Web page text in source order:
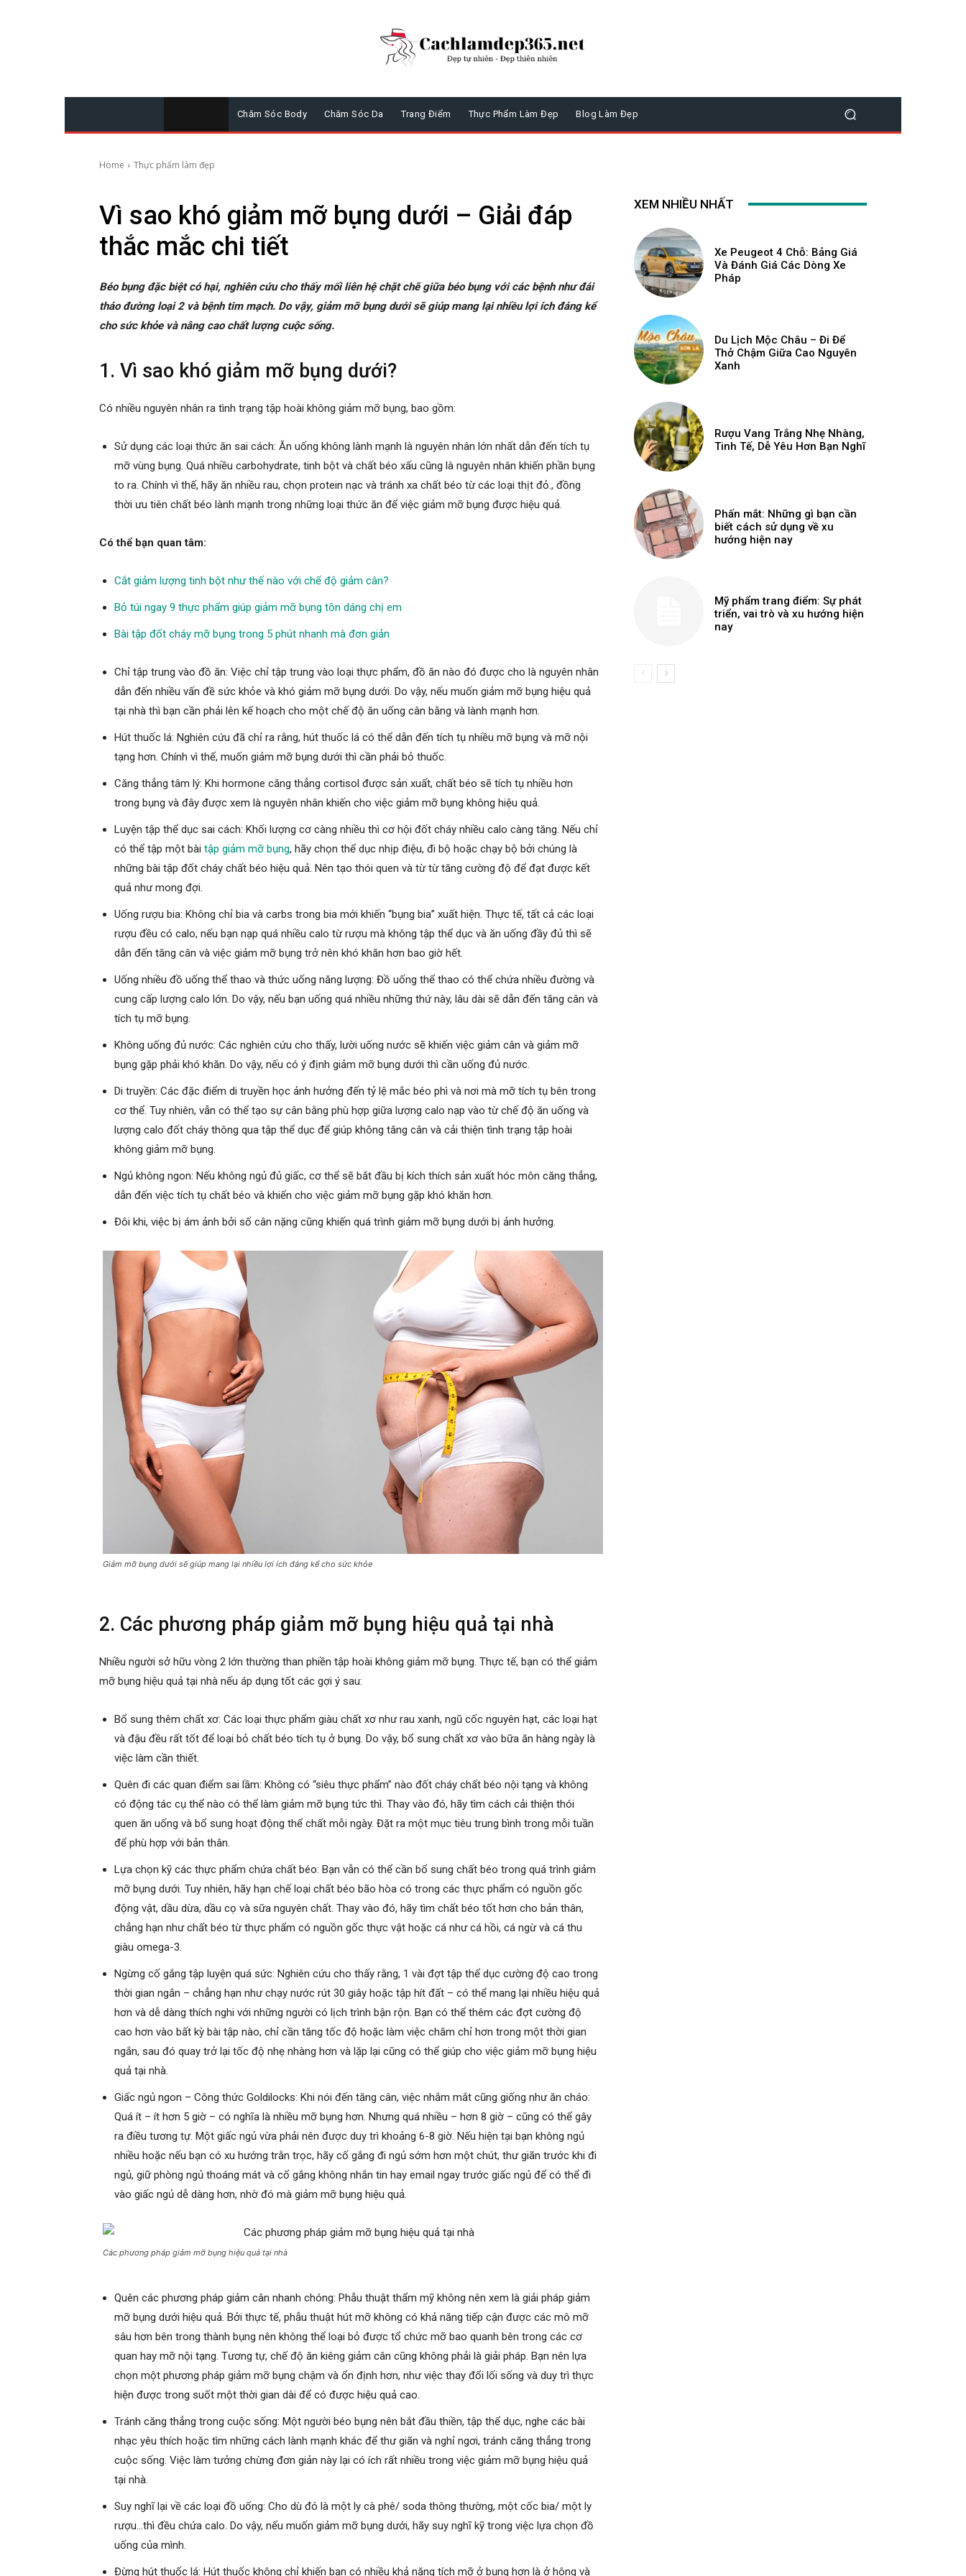
Chăm Sóc Body Chăm Sóc Da Trang Điểm Thực Phẩm Làm Đẹp Blog Làm Đẹp
Home Thực phẩm làm đẹp
Vì sao khó giảm mỡ bụng dưới – Giải đáp
thắc mắc chi tiết
Béo bụng đặc biệt có hại, nghiên cứu cho thấy mối liên hệ chặt chẽ giữa béo bụng với các bệnh như đái
tháo đường loại 2 và bệnh tim mạch. Do vậy, giảm mỡ bụng dưới sẽ giúp mang lại nhiều lợi ích đáng kể
cho sức khỏe và nâng cao chất lượng cuộc sống.
1. Vì sao khó giảm mỡ bụng dưới?
Có nhiều nguyên nhân ra tình trạng tập hoài không giảm mỡ bụng, bao gồm:
Sử dụng các loại thức ăn sai cách: Ăn uống không lành mạnh là nguyên nhân lớn nhất dẫn đến tích tụ
mỡ vùng bụng. Quá nhiều carbohydrate, tinh bột và chất béo xấu cũng là nguyên nhân khiến phần bụng
to ra. Chính vì thế, hãy ăn nhiều rau, chọn protein nạc và tránh xa chất béo từ các loại thịt đỏ., đồng
thời ưu tiên chất béo lành mạnh trong những loại thức ăn để việc giảm mỡ bụng được hiệu quả.
Có thể bạn quan tâm:
Cắt giảm lượng tinh bột như thế nào với chế độ giảm cân?
Bỏ túi ngay 9 thực phẩm giúp giảm mỡ bụng tôn dáng chị em
Bài tập đốt cháy mỡ bụng trong 5 phút nhanh mà đơn giản
Chỉ tập trung vào đồ ăn: Việc chỉ tập trung vào loại thực phẩm, đồ ăn nào đó được cho là nguyên nhân
dẫn đến nhiều vấn đề sức khỏe và khó giảm mỡ bụng dưới. Do vậy, nếu muốn giảm mỡ bụng hiệu quả
tại nhà thì bạn cần phải lên kế hoạch cho một chế độ ăn uống cân bằng và lành mạnh hơn.
Hút thuốc lá: Nghiên cứu đã chỉ ra rằng, hút thuốc lá có thể dẫn đến tích tụ nhiều mỡ bụng và mỡ nội
tạng hơn. Chính vì thế, muốn giảm mỡ bụng dưới thì cần phải bỏ thuốc.
Căng thẳng tâm lý: Khi hormone căng thẳng cortisol được sản xuất, chất béo sẽ tích tụ nhiều hơn
trong bụng và đây được xem là nguyên nhân khiến cho việc giảm mỡ bụng không hiệu quả.
Luyện tập thể dục sai cách: Khối lượng cơ càng nhiều thì cơ hội đốt cháy nhiều calo càng tăng. Nếu chỉ
có thể tập một bài tập giảm mỡ bụng, hãy chọn thể dục nhịp điệu, đi bộ hoặc chạy bộ bởi chúng là
những bài tập đốt cháy chất béo hiệu quả. Nên tạo thói quen và từ từ tăng cường độ để đạt được kết
quả như mong đợi.
Uống rượu bia: Không chỉ bia và carbs trong bia mới khiến “bụng bia” xuất hiện. Thực tế, tất cả các loại
rượu đều có calo, nếu bạn nạp quá nhiều calo từ rượu mà không tập thể dục và ăn uống đầy đủ thì sẽ
dẫn đến tăng cân và việc giảm mỡ bụng trở nên khó khăn hơn bao giờ hết.
Uống nhiều đồ uống thể thao và thức uống năng lượng: Đồ uống thể thao có thể chứa nhiều đường và
cung cấp lượng calo lớn. Do vậy, nếu bạn uống quá nhiều những thứ này, lâu dài sẽ dẫn đến tăng cân và
tích tụ mỡ bụng.
Không uống đủ nước: Các nghiên cứu cho thấy, lười uống nước sẽ khiến việc giảm cân và giảm mỡ
bụng gặp phải khó khăn. Do vậy, nếu có ý định giảm mỡ bụng dưới thì cần uống đủ nước.
Di truyền: Các đặc điểm di truyền học ảnh hưởng đến tỷ lệ mắc béo phì và nơi mà mỡ tích tụ bên trong
cơ thể. Tuy nhiên, vẫn có thể tạo sự cân bằng phù hợp giữa lượng calo nạp vào từ chế độ ăn uống và
lượng calo đốt cháy thông qua tập thể dục để giúp không tăng cân và cải thiện tình trạng tập hoài
không giảm mỡ bụng.
Ngủ không ngon: Nếu không ngủ đủ giấc, cơ thể sẽ bắt đầu bị kích thích sản xuất hóc môn căng thẳng,
dẫn đến việc tích tụ chất béo và khiến cho việc giảm mỡ bụng gặp khó khăn hơn.
Đôi khi, việc bị ám ảnh bởi số cân nặng cũng khiến quá trình giảm mỡ bụng dưới bị ảnh hưởng.
Giảm mỡ bụng dưới sẽ giúp mang lại nhiều lợi ích đáng kể cho sức khỏe
2. Các phương pháp giảm mỡ bụng hiệu quả tại nhà
Nhiều người sở hữu vòng 2 lớn thường than phiền tập hoài không giảm mỡ bụng. Thực tế, bạn có thể giảm
mỡ bụng hiệu quả tại nhà nếu áp dụng tốt các gợi ý sau:
Bổ sung thêm chất xơ: Các loại thực phẩm giàu chất xơ như rau xanh, ngũ cốc nguyên hạt, các loại hạt
và đậu đều rất tốt để loại bỏ chất béo tích tụ ở bụng. Do vậy, bổ sung chất xơ vào bữa ăn hàng ngày là
việc làm cần thiết.
Quên đi các quan điểm sai lầm: Không có “siêu thực phẩm” nào đốt cháy chất béo nội tạng và không
có động tác cụ thể nào có thể làm giảm mỡ bụng tức thì. Thay vào đó, hãy tìm cách cải thiện thói
quen ăn uống và bổ sung hoạt động thể chất mỗi ngày. Đặt ra một mục tiêu trung bình trong mỗi tuần
để phù hợp với bản thân.
Lựa chọn kỹ các thực phẩm chứa chất béo: Bạn vẫn có thể cần bổ sung chất béo trong quá trình giảm
mỡ bụng dưới. Tuy nhiên, hãy hạn chế loại chất béo bão hòa có trong các thực phẩm có nguồn gốc
động vật, dầu dừa, dầu cọ và sữa nguyên chất. Thay vào đó, hãy tìm chất béo tốt hơn cho bản thân,
chẳng hạn như chất béo từ thực phẩm có nguồn gốc thực vật hoặc cá như cá hồi, cá ngừ và cá thu
giàu omega-3.
Ngừng cố gắng tập luyện quá sức: Nghiên cứu cho thấy rằng, 1 vài đợt tập thể dục cường độ cao trong
thời gian ngắn – chẳng hạn như chạy nước rút 30 giây hoặc tập hít đất – có thể mang lại nhiều hiệu quả
hơn và dễ dàng thích nghi với những người có lịch trình bận rộn. Bạn có thể thêm các đợt cường độ
cao hơn vào bất kỳ bài tập nào, chỉ cần tăng tốc độ hoặc làm việc chăm chỉ hơn trong một thời gian
ngắn, sau đó quay trở lại tốc độ nhẹ nhàng hơn và lặp lại cũng có thể giúp cho việc giảm mỡ bụng hiệu
quả tại nhà.
Giấc ngủ ngon – Công thức Goldilocks: Khi nói đến tăng cân, việc nhắm mắt cũng giống như ăn cháo:
Quá ít – ít hơn 5 giờ – có nghĩa là nhiều mỡ bụng hơn. Nhưng quá nhiều – hơn 8 giờ – cũng có thể gây
ra điều tương tự. Một giấc ngủ vừa phải nên được duy trì khoảng 6-8 giờ. Nếu hiện tại bạn không ngủ
nhiều hoặc nếu bạn có xu hướng trằn trọc, hãy cố gắng đi ngủ sớm hơn một chút, thư giãn trước khi đi
ngủ, giữ phòng ngủ thoáng mát và cố gắng không nhắn tin hay email ngay trước giấc ngủ để có thể đi
vào giấc ngủ dễ dàng hơn, nhờ đó mà giảm mỡ bụng hiệu quả.
Các phương pháp giảm mỡ bụng hiệu quả tại nhà
Quên các phương pháp giảm cân nhanh chóng: Phẫu thuật thẩm mỹ không nên xem là giải pháp giảm
mỡ bụng dưới hiệu quả. Bởi thực tế, phẫu thuật hút mỡ không có khả năng tiếp cận được các mô mỡ
sâu hơn bên trong thành bụng nên không thể loại bỏ được tổ chức mỡ bao quanh bên trong các cơ
quan hay mỡ nội tạng. Tương tự, chế độ ăn kiêng giảm cân cũng không phải là giải pháp. Bạn nên lựa
chọn một phương pháp giảm mỡ bụng chậm và ổn định hơn, như việc thay đổi lối sống và duy trì thực
hiện được trong suốt một thời gian dài để có được hiệu quả cao.
Tránh căng thẳng trong cuộc sống: Một người béo bụng nên bắt đầu thiền, tập thể dục, nghe các bài
nhạc yêu thích hoặc tìm những cách lành mạnh khác để thư giãn và nghỉ ngơi, tránh căng thẳng trong
cuộc sống. Việc làm tưởng chừng đơn giản này lại có ích rất nhiều trong việc giảm mỡ bụng hiệu quả
tại nhà.
Suy nghĩ lại về các loại đồ uống: Cho dù đó là một ly cà phê/ soda thông thường, một cốc bia/ một ly
rượu…thì đều chứa calo. Do vậy, nếu muốn giảm mỡ bụng dưới, hãy suy nghĩ kỹ trong việc lựa chọn đồ
uống của mình.
Đừng hút thuốc lá: Hút thuốc không chỉ khiến bạn có nhiều khả năng tích mỡ ở bụng hơn là ở hông và
XEM NHIỀU NHẤT
Xe Peugeot 4 Chỗ: Bảng Giá
Và Đánh Giá Các Dòng Xe
Pháp
Du Lịch Mộc Châu – Đi Để
Thở Chậm Giữa Cao Nguyên
Xanh
Rượu Vang Trắng Nhẹ Nhàng,
Tinh Tế, Dễ Yêu Hơn Bạn Nghĩ
Phấn mắt: Những gì bạn cần
biết cách sử dụng về xu
hướng hiện nay
Mỹ phẩm trang điểm: Sự phát
triển, vai trò và xu hướng hiện
nay